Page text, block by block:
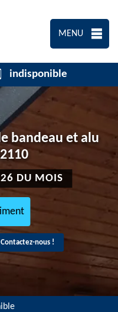
MENU
indisponible
bandeau et alu
26 DU MOIS
Contactez-nous !